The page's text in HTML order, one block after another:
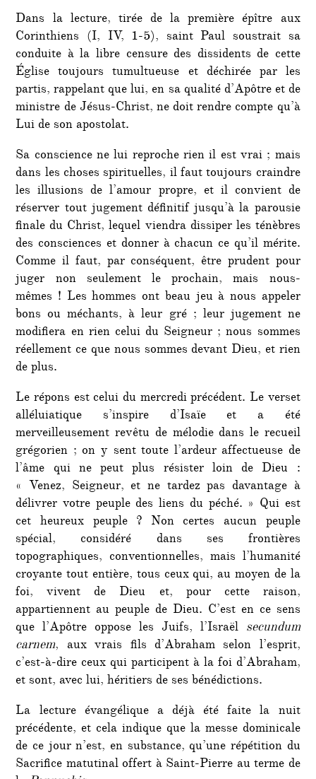
Dans la lecture, tirée de la première épître aux
Corinthiens (I, IV, 1-5), saint Paul soustrait sa
conduite à la libre censure des dissidents de cette
Église toujours tumultueuse et déchirée par les
partis, rappelant que lui, en sa qualité d’Apôtre et de
ministre de Jésus-Christ, ne doit rendre compte qu’à
Lui de son apostolat.
Sa conscience ne lui reproche rien il est vrai ; mais
dans les choses spirituelles, il faut toujours craindre
les illusions de l’amour propre, et il convient de
réserver tout jugement définitif jusqu’à la parousie
finale du Christ, lequel viendra dissiper les ténèbres
des consciences et donner à chacun ce qu’il mérite.
Comme il faut, par conséquent, être prudent pour
juger non seulement le prochain, mais nous-
mêmes ! Les hommes ont beau jeu à nous appeler
bons ou méchants, à leur gré ; leur jugement ne
modifiera en rien celui du Seigneur ; nous sommes
réellement ce que nous sommes devant Dieu, et rien
de plus.
Le répons est celui du mercredi précédent. Le verset
alléluiatique s’inspire d’Isaïe et a été
merveilleusement revêtu de mélodie dans le recueil
grégorien ; on y sent toute l’ardeur affectueuse de
l’âme qui ne peut plus résister loin de Dieu :
« Venez, Seigneur, et ne tardez pas davantage à
délivrer votre peuple des liens du péché. » Qui est
cet heureux peuple ? Non certes aucun peuple
spécial, considéré dans ses frontières
topographiques, conventionnelles, mais l’humanité
croyante tout entière, tous ceux qui, au moyen de la
foi, vivent de Dieu et, pour cette raison,
appartiennent au peuple de Dieu. C’est en ce sens
que l’Apôtre oppose les Juifs, l’Israël secundum
carnem, aux vrais fils d’Abraham selon l’esprit,
c’est-à-dire ceux qui participent à la foi d’Abraham,
et sont, avec lui, héritiers de ses bénédictions.
La lecture évangélique a déjà été faite la nuit
précédente, et cela indique que la messe dominicale
de ce jour n’est, en substance, qu’une répétition du
Sacrifice matutinal offert à Saint-Pierre au terme de